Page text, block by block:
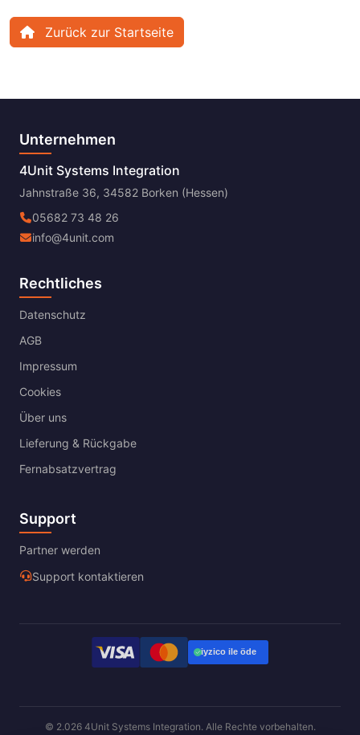
Zurück zur Startseite
Unternehmen
4Unit Systems Integration
Jahnstraße 36, 34582 Borken (Hessen)
05682 73 48 26
info@4unit.com
Rechtliches
Datenschutz
AGB
Impressum
Cookies
Über uns
Lieferung & Rückgabe
Fernabsatzvertrag
Support
Partner werden
Support kontaktieren
© 2.026 4Unit Systems Integration. Alle Rechte vorbehalten.